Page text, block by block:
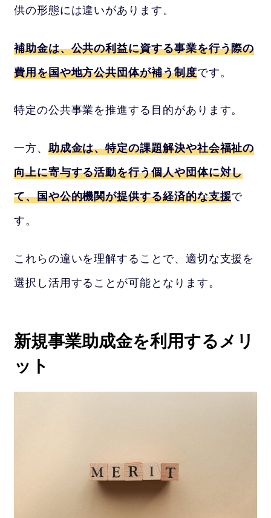
供の形態には違いがあります。
補助金は、公共の利益に資する事業を行う際の
費用を国や地方公共団体が補う制度です。
特定の公共事業を推進する目的があります。
一方、 助成金は、特定の課題解決や社会福祉の
向上に寄与する活動を行う個人や団体に対し
て、国や公的機関が提供する経済的な支援で
す。
これらの違いを理解することで、適切な支援を
選択し活用することが可能となります。
新規事業助成金を利用するメリ
ット